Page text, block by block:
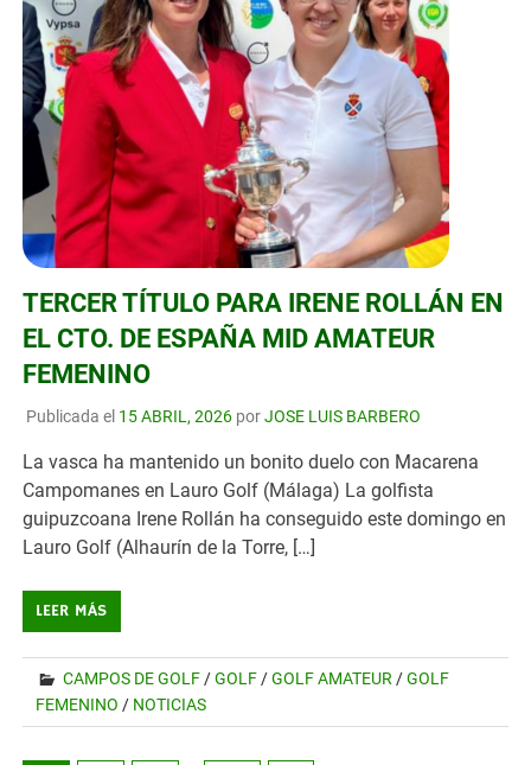
TERCER TÍTULO PARA IRENE ROLLÁN EN
EL CTO. DE ESPAÑA MID AMATEUR
FEMENINO
Publicada el 15 ABRIL, 2026porJOSE LUIS BARBERO
La vasca ha mantenido un bonito duelo con Macarena
Campomanes en Lauro Golf (Málaga) La golfista
guipuzcoana Irene Rollán ha conseguido este domingo en
Lauro Golf (Alhaurín de la Torre, […]
LEER MÁS
CAMPOS DE GOLF /GOLF /GOLF AMATEUR /GOLF
FEMENINO / NOTICIAS